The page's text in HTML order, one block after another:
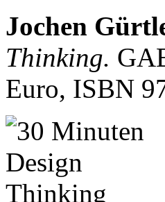
Jochen
Thinking.
Euro, ISBN